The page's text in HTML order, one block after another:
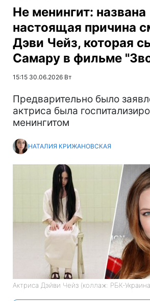
Не менингит: названа
настоящая причина
Дэви Чейз, которая
Самару в фильме
15:15 30.06.2026 Вт
Предварительно было
актриса была
менингитом
НАТАЛИЯ КРИЖАНОВСКАЯ
Актриса Дэйви Чейз (коллаж: РБК-